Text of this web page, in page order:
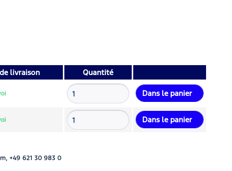
livraison Quantité
Dans le panier
Dans le panier
+49 621 30 983 0